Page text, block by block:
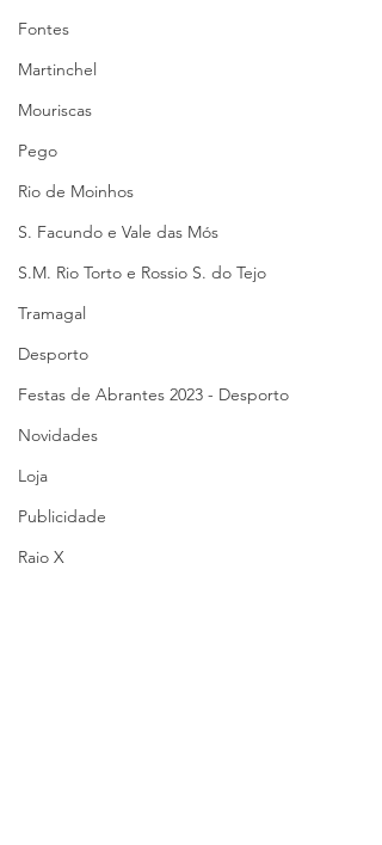
Fontes
Martinchel
Mouriscas
Pego
Rio de Moinhos
S. Facundo e Vale das Mós
S.M. Rio Torto e Rossio S. do Tejo
Tramagal
Desporto
Festas de Abrantes 2023 - Desporto
Novidades
Loja
Publicidade
Raio X